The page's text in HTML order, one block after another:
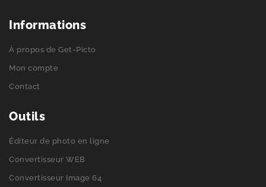
Informations
À propos de Get-Picto
Mon compte
Contact
Outils
Éditeur de photo en ligne
Convertisseur WEB
Convertisseur Image 64